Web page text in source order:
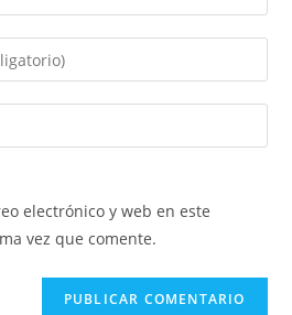
electrónico y web en este
vez que comente.